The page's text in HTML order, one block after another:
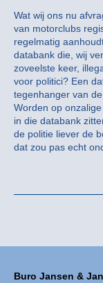
Buro Jansen &
Wat wij ons nu
van motorclubs
regelmatig
databank die, wij
zoveelste keer,
voor politici? Een
tegenhanger van
Worden op
in die databank
de politie liever de
dat zou pas echt